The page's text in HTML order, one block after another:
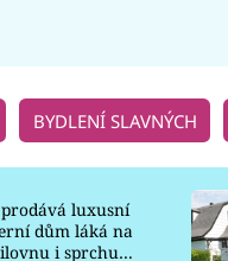
BYDLENÍ SLAVNÝCH
luxusní
dům láká na
i sprchu